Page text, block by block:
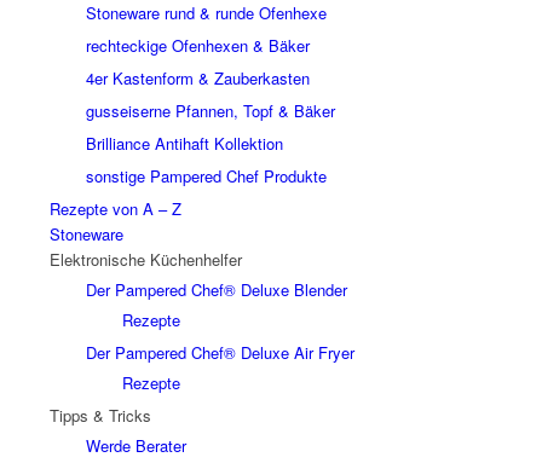
Stoneware rund & runde Ofenhexe
rechteckige Ofenhexen & Bäker
4er Kastenform & Zauberkasten
gusseiserne Pfannen, Topf & Bäker
Brilliance Antihaft Kollektion
sonstige Pampered Chef Produkte
Rezepte von A – Z
Stoneware
Elektronische Küchenhelfer
Der Pampered Chef® Deluxe Blender
Rezepte
Der Pampered Chef® Deluxe Air Fryer
Rezepte
Tipps & Tricks
Werde Berater